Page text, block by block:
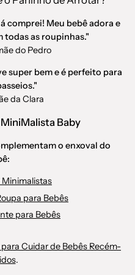
comprei! Meu bebê adora e
todas as roupinhas."
do Pedro
super bem e é perfeito para
da Clara
Baby
o enxoval do
Minimalistas
para Bebês
para Bebês
Cuidar de Bebês Recém-
.